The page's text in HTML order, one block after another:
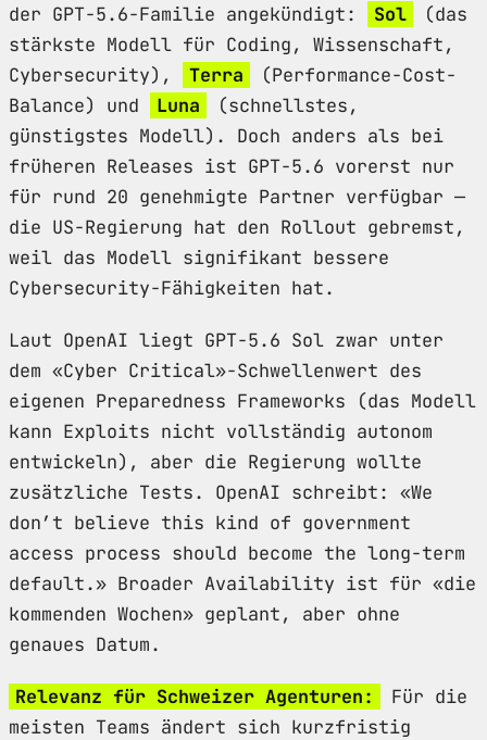
der GPT-5.6-Familie angekündigt:
Sol
(das
stärkste Modell für Coding, Wissenschaft,
Cybersecurity),
Terra
(Performance-Cost-
Balance) und
Luna
(schnellstes,
günstigstes Modell). Doch anders als bei
früheren Releases ist GPT-5.6 vorerst nur
für rund 20 genehmigte Partner verfügbar —
die US-Regierung hat den Rollout gebremst,
weil das Modell signifikant bessere
Cybersecurity-Fähigkeiten hat.
Laut OpenAI liegt GPT-5.6 Sol zwar unter
dem «Cyber Critical»-Schwellenwert des
eigenen Preparedness Frameworks (das Modell
kann Exploits nicht vollständig autonom
entwickeln), aber die Regierung wollte
zusätzliche Tests. OpenAI schreibt: «We
don’t believe this kind of government
access process should become the long-term
default.» Broader Availability ist für «die
kommenden Wochen» geplant, aber ohne
genaues Datum.
Relevanz für Schweizer Agenturen:
Für die
meisten Teams ändert sich kurzfristig